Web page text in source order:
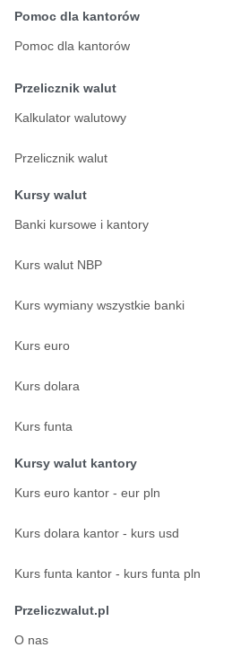
Pomoc dla kantorów
Pomoc dla kantorów
Przelicznik walut
Kalkulator walutowy
Przelicznik walut
Kursy walut
Banki kursowe i kantory
Kurs walut NBP
Kurs wymiany wszystkie banki
Kurs euro
Kurs dolara
Kurs funta
Kursy walut kantory
Kurs euro kantor - eur pln
Kurs dolara kantor - kurs usd
Kurs funta kantor - kurs funta pln
Przeliczwalut.pl
O nas